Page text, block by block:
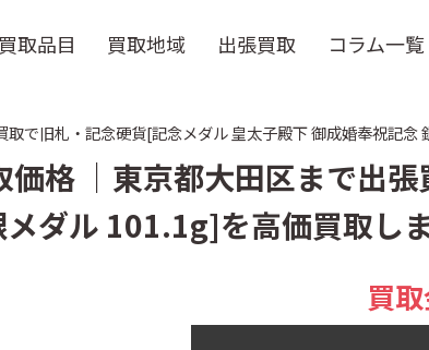
買取品目 買取地域 出張買取 コラム一覧
で旧札・記念硬貨[記念メダル 皇太子殿下 御成婚奉祝記念
格 ｜東京都大田区まで出
ダル 101.1g]を高価買取しま
買